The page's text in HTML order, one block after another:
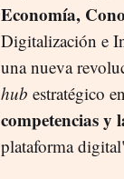
Economía,
Digitalización e
una nueva
hub estratégico
competencias y
plataforma